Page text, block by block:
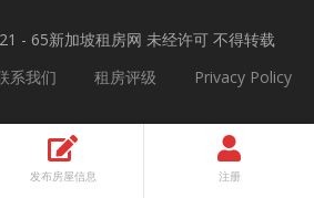
发布房屋信息 注册
- 65新加坡租房网 未经许可 不得转载
系我们 租房评级 Privacy Policy